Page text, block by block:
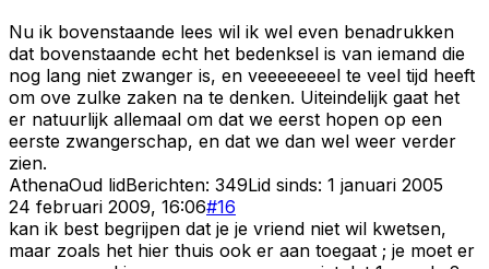
Nu ik bovenstaande lees wil ik wel even benadrukken
dat bovenstaande echt het bedenksel is van iemand die
nog lang niet zwanger is, en veeeeeeeel te veel tijd heeft
om ove zulke zaken na te denken. Uiteindelijk gaat het
er natuurlijk allemaal om dat we eerst hopen op een
eerste zwangerschap, en dat we dan wel weer verder
zien.
AthenaOud lidBerichten: 349Lid sinds: 1 januari 2005
24 februari 2009, 16:06#16
kan ik best begrijpen dat je je vriend niet wil kwetsen,
maar zoals het hier thuis ook er aan toegaat ; je moet er